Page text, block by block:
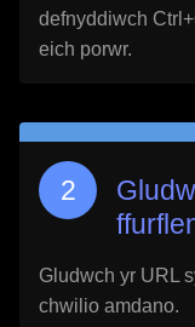
defnyddiwch
eich porwr.
Gludwch yr URL
chwilio amdano.